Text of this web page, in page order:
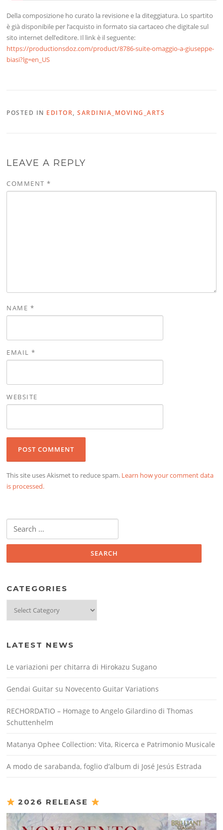
Della composizione ho curato la revisione e la diteggiatura. Lo spartito
è già disponibile per l’acquisto in formato sia cartaceo che digitale sul
sito internet dell’editore. Il link è il seguente:
https://productionsdoz.com/product/8786-suite-omaggio-a-giuseppe-
biasi?lg=en_US
POSTED IN EDITOR,SARDINIA_MOVING_ARTS
LEAVE A REPLY
COMMENT*
NAME *
EMAIL*
WEBSITE
This site uses Akismet to reduce spam. Learn how your comment data
is processed.
for:
CATEGORIES
LATEST NEWS
Le variazioni per chitarra di Hirokazu Sugano
Gendai Guitar su Novecento Guitar Variations
RECHORDATIO – Homage to Angelo Gilardino di Thomas
Schuttenhelm
Matanya Ophee Collection: Vita, Ricerca e Patrimonio Musicale
A modo de sarabanda, foglio d’album di José Jesús Estrada
2026 RELEASE